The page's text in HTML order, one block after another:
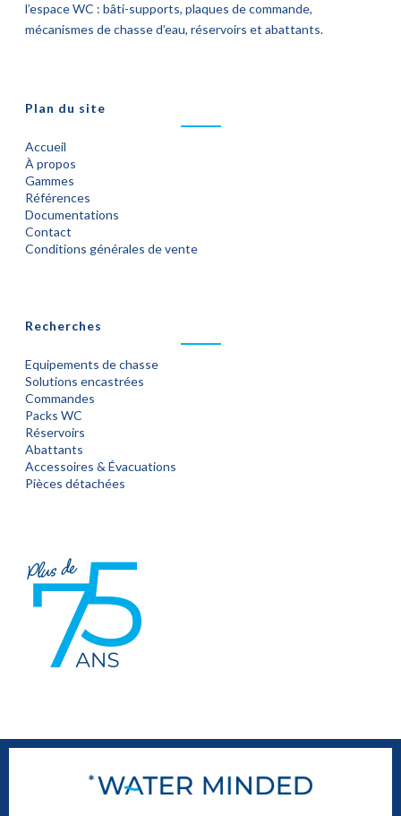
l’espace WC : bâti-supports, plaques de commande,
mécanismes de chasse d’eau, réservoirs et abattants.
Plan du site
Accueil
À propos
Gammes
Références
Documentations
Contact
Conditions générales de vente
Recherches
Equipements de chasse
Solutions encastrées
Commandes
Packs WC
Réservoirs
Abattants
Accessoires & Évacuations
Pièces détachées